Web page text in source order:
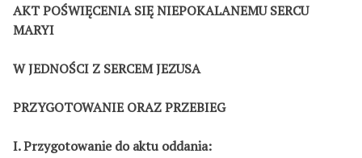
AKT POŚWIĘCENIA SIĘ NIEPOKALANEMU SERCU
MARYI
W JEDNOŚCI Z SERCEM JEZUSA
PRZYGOTOWANIE ORAZ PRZEBIEG
I. Przygotowanie do aktu oddania: